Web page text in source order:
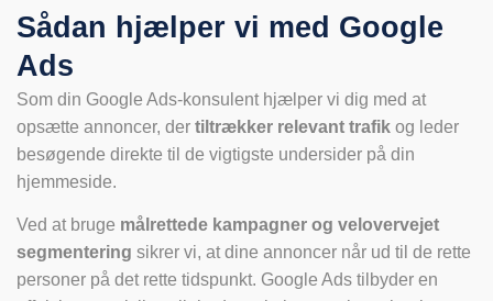
Sådan hjælper vi med Google
Ads
Som din Google Ads-konsulent hjælper vi dig med at
opsætte annoncer, der tiltrækker relevant trafik og leder
besøgende direkte til de vigtigste undersider på din
hjemmeside.
Ved at bruge målrettede kampagner og velovervejet
segmentering sikrer vi, at dine annoncer når ud til de rette
personer på det rette tidspunkt. Google Ads tilbyder en